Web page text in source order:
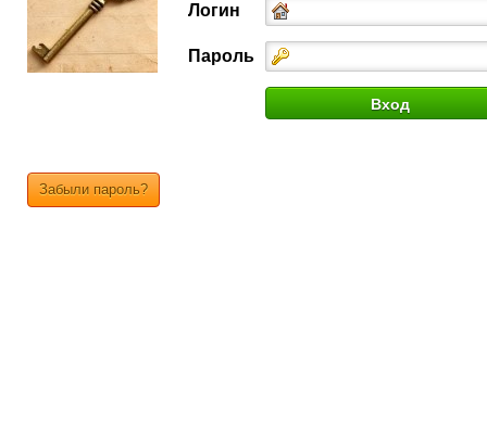
Логин
Пароль
Забыли пароль?